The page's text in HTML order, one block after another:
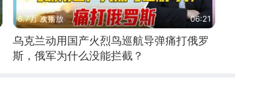
6.7万 次播放 06:21
乌克兰动用国产火烈鸟巡航导弹痛打俄罗
斯，俄军为什么没能拦截？